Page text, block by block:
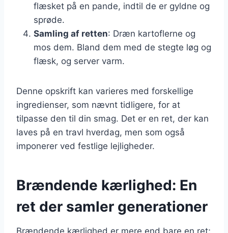
flæsket på en pande, indtil de er gyldne og
sprøde.
Samling af retten: Dræn kartoflerne og
mos dem. Bland dem med de stegte løg og
flæsk, og server varm.
Denne opskrift kan varieres med forskellige
ingredienser, som nævnt tidligere, for at
tilpasse den til din smag. Det er en ret, der kan
laves på en travl hverdag, men som også
imponerer ved festlige lejligheder.
Brændende kærlighed: En
ret der samler generationer
Brændende kærlighed er mere end bare en ret;